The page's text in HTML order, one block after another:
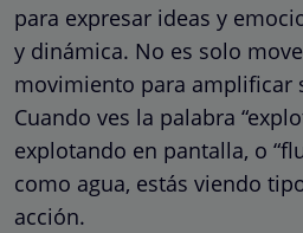
para expresar ideas y
y dinámica. No es solo
movimiento para amplificar
Cuando ves la palabra
explotando en pantalla, o
como agua, estás viendo
acción.